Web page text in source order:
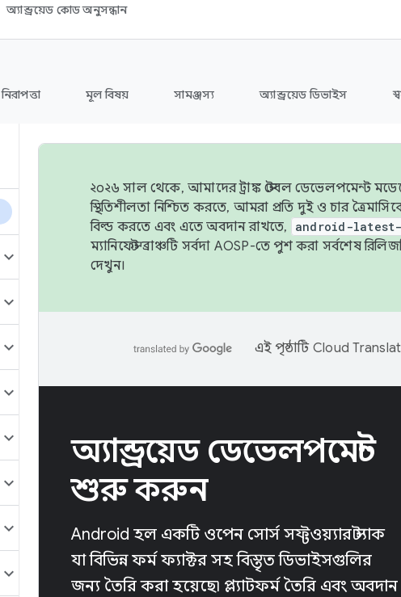
অ্যান্ড্রয়েড কোড অনুসন্ধান
নিরাপত্তা মূল বিষয় সামঞ্জস্য অ্যান্ড্রয়েড ডিভাইস
২০২৬ সাল থেকে, আমাদের ট্রাঙ্ক স্টেবল ডেভেলপমেন্ট
স্থিতিশীলতা নিশ্চিত করতে, আমরা প্রতি দুই ও চার
বিল্ড করতে এবং এতে অবদান রাখতে,
android-
ম্যানিফেস্ট ব্রাঞ্চটি সর্বদা AOSP-তে পুশ করা সর্বশেষ
দেখুন।
এই পৃষ্ঠাটি Cloud
অ্যান্ড্রয়েড ডেভেলপমেন্ট
শুরু করুন
Android হল একটি ওপেন সোর্স সফ্টওয়্যার স্ট্যাক
যা বিভিন্ন ফর্ম ফ্যাক্টর সহ বিস্তৃত ডিভাইসগুলির
জন্য তৈরি করা হয়েছে৷ প্ল্যাটফর্ম তৈরি এবং অবদান